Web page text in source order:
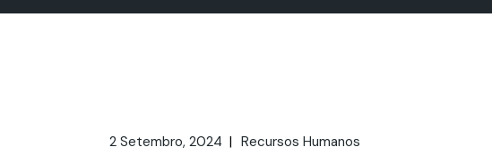
2 Setembro, 2024 Recursos Humanos